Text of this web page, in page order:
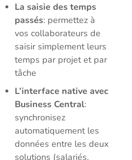
La saisie des temps
passés: permettez à
vos collaborateurs de
saisir simplement leurs
temps par projet et par
tâche
L’interface native avec
Business Central:
synchronisez
automatiquement les
données entre les deux
solutions (salariés,